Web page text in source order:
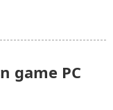
game PC